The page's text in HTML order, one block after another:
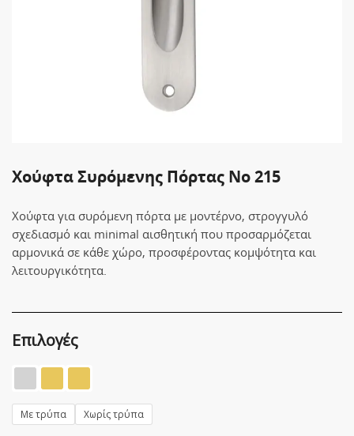
Χούφτα Συρόμενης Πόρτας Νο 215
Χούφτα για συρόμενη πόρτα με μοντέρνο, στρογγυλό
σχεδιασμό και minimal αισθητική που προσαρμόζεται
αρμονικά σε κάθε χώρο, προσφέροντας κομψότητα και
λειτουργικότητα.
Επιλογές
Με τρύπα Χωρίς τρύπα